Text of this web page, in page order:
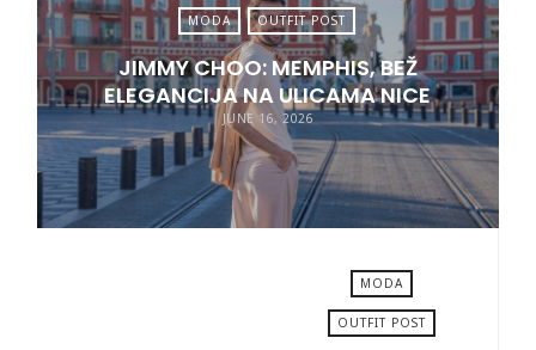
MODA OUTFIT POST
JIMMY CHOO: MEMPHIS, BEŽ
ELEGANCIJA NA ULICAMA NICE
JUNE 16, 2026
MODA
OUTFIT POST